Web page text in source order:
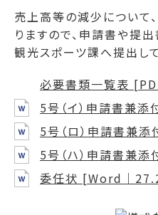
売上高等の減少について
りますので、申請書や提
観光スポーツ課へ提出して
必要書類一覧表
5号（イ）申請書兼
5号（ロ）申請書兼
5号（ハ）申請書兼
委任状 [Word｜